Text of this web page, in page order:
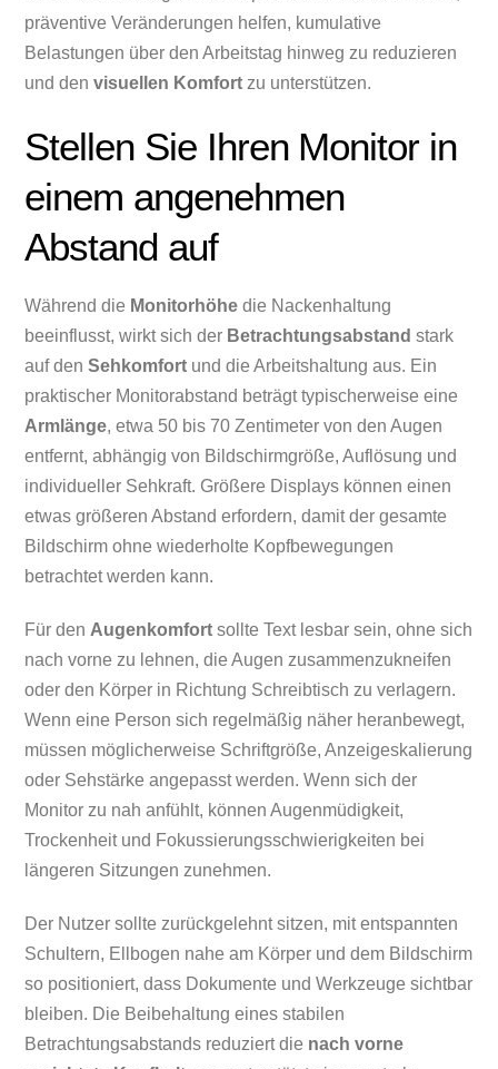
präventive Veränderungen helfen, kumulative
Belastungen über den Arbeitstag hinweg zu reduzieren
und denvisuellen Komfort zu unterstützen.
Stellen Sie Ihren Monitor in
einem angenehmen
Abstand auf
Während die Monitorhöhe die Nackenhaltung
beeinflusst, wirkt sich der Betrachtungsabstand stark
auf denSehkomfort und die Arbeitshaltung aus. Ein
praktischer Monitorabstand beträgt typischerweise eine
Armlänge, etwa 50 bis 70 Zentimeter von den Augen
entfernt, abhängig von Bildschirmgröße, Auflösung und
individueller Sehkraft. Größere Displays können einen
etwas größeren Abstand erfordern, damit der gesamte
Bildschirm ohne wiederholte Kopfbewegungen
betrachtet werden kann.
Für den Augenkomfort sollte Text lesbar sein, ohne sich
nach vorne zu lehnen, die Augen zusammenzukneifen
oder den Körper in Richtung Schreibtisch zu verlagern.
Wenn eine Person sich regelmäßig näher heranbewegt,
müssen möglicherweise Schriftgröße, Anzeigeskalierung
oder Sehstärke angepasst werden. Wenn sich der
Monitor zu nah anfühlt, können Augenmüdigkeit,
Trockenheit und Fokussierungsschwierigkeiten bei
längeren Sitzungen zunehmen.
Der Nutzer sollte zurückgelehnt sitzen, mit entspannten
Schultern, Ellbogen nahe am Körper und dem Bildschirm
so positioniert, dass Dokumente und Werkzeuge sichtbar
bleiben. Die Beibehaltung eines stabilen
Betrachtungsabstands reduziert die nach vorne